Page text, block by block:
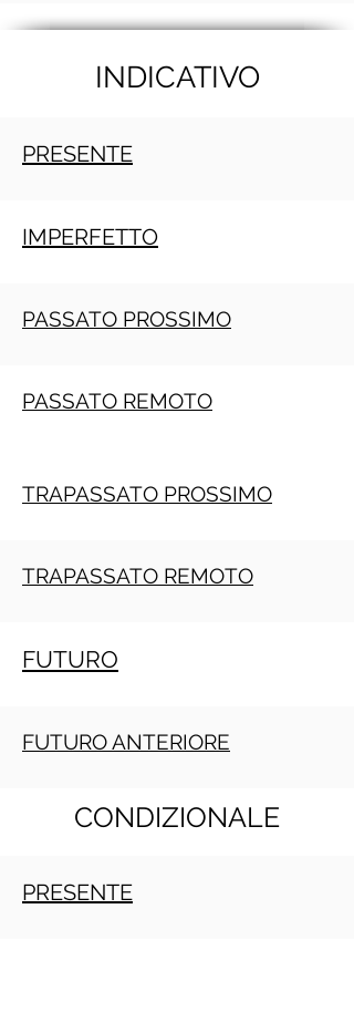
INDICATIVO
PRESENTE
IMPERFETTO
PASSATO PROSSIMO
PASSATO REMOTO
TRAPASSATO PROSSIMO
TRAPASSATO REMOTO
FUTURO
FUTURO ANTERIORE
CONDIZIONALE
PRESENTE